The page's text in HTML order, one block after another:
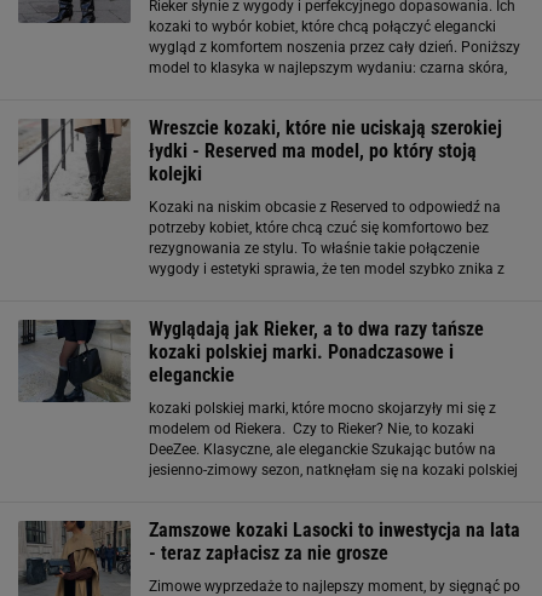
Rieker słynie z wygody i perfekcyjnego dopasowania. Ich
kozaki to wybór kobiet, które chcą połączyć elegancki
wygląd z komfortem noszenia przez cały dzień. Poniższy
model to klasyka w najlepszym wydaniu: czarna skóra,
Wreszcie kozaki, które nie uciskają szerokiej
łydki - Reserved ma model, po który stoją
kolejki
Kozaki na niskim obcasie z Reserved to odpowiedź na
potrzeby kobiet, które chcą czuć się komfortowo bez
rezygnowania ze stylu. To właśnie takie połączenie
wygody i estetyki sprawia, że ten model szybko znika z
Wyglądają jak Rieker, a to dwa razy tańsze
kozaki polskiej marki. Ponadczasowe i
eleganckie
kozaki polskiej marki, które mocno skojarzyły mi się z
modelem od Riekera. Czy to Rieker? Nie, to kozaki
DeeZee. Klasyczne, ale eleganckie Szukając butów na
jesienno-zimowy sezon, natknęłam się na kozaki polskiej
Zamszowe kozaki Lasocki to inwestycja na lata
- teraz zapłacisz za nie grosze
Zimowe wyprzedaże to najlepszy moment, by sięgnąć po